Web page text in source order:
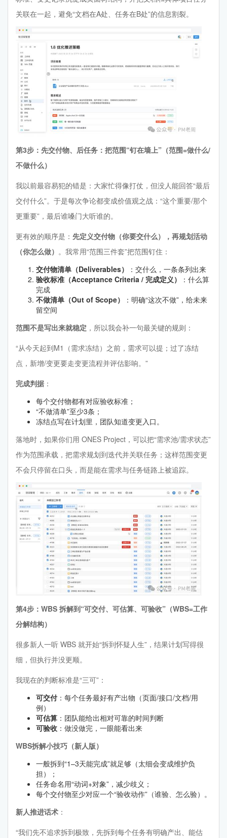
关联在一起，避免“文档在A处、任务在B处”的信息割裂。
第3步：先交付物、后任务：把范围“钉在墙上”（范围=做什么/
不做什么）
我以前最容易犯的错是：大家忙得像打仗，但没人能回答“最后
交付什么”。于是每次争论都变成价值观之战：“这个重要/那个
更重要”，最后谁嗓门大听谁的。
更有效的顺序是： 先定义交付物（你要交什么），再规划活动
（你怎么做） 。我常用“范围三件套”把范围钉住：
交付物清单（Deliverables）
：交什么，一条条列出来
验收标准（Acceptance Criteria / 完成定义）
：什么算
完成
不做清单（Out of Scope）
：明确“这次不做”，给未来
留空间
范围不是写出来就稳定 ，所以我会补一句最关键的规则：
“从今天起到M1（需求冻结）之前，需求可以提；过了冻结
点，新增/变更要走变更流程并评估影响。”
完成判据 ：
每个交付物都有对应验收标准；
“不做清单”至少3条；
冻结点写在计划里，团队知道变更入口。
落地时，如果你们用 ONES Project，可以把“需求池/需求状态”
作为范围承载，把需求规划到迭代并关联任务；这样范围变更
不会只停留在口头，而是能在需求与任务链路上被追踪。
第4步：WBS 拆解到“可交付、可估算、可验收”（WBS=工作
分解结构）
很多新人一听 WBS 就开始“拆到怀疑人生”，结果计划写得很
细，但执行并没更顺。
我现在的判断标准是“三可”：
可交付 ：每个任务最好有产出物（页面/接口/文档/用
例）
可估算 ：团队能给出相对可靠的时间判断
可验收 ：做没做完，一眼能看出来
WBS拆解小技巧（新人版）
一般拆到“1–3天能完成”就足够（太细会变成维护负
担）；
任务命名用“动词+对象”，减少歧义；
每个交付物至少对应一个“验收动作”（谁验、怎么验）。
新人推进话术 ：
“我们先不追求拆到极致，先拆到每个任务有明确产出、能估